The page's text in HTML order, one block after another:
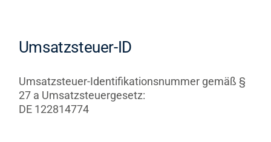
Umsatzsteuer-ID
Umsatzsteuer-Identifikationsnummer gemäß §
27 a Umsatzsteuergesetz:
DE 122814774